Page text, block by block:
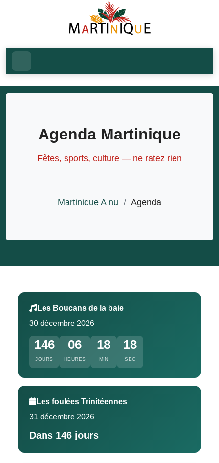
Agenda Martinique
Fêtes, sports, culture — ne ratez rien
Martinique A nu / Agenda
Les Boucans de la baie
30 décembre 2026
146
JOURS
06
HEURES
18
MIN
17
SEC
Les foulées Trinitéennes
31 décembre 2026
Dans 146 jours